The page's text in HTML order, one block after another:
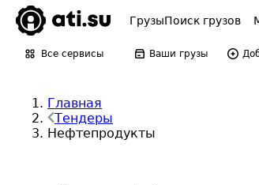
ГрузыПоиск грузов
Все сервисы Ваши грузы
Главная
Тендеры
Нефтепродукты